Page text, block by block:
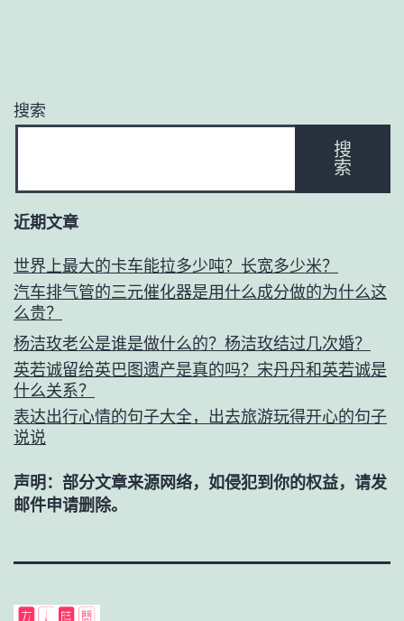
搜索
搜
索
近期文章
世界上最大的卡车能拉多少吨？长宽多少米？
汽车排气管的三元催化器是用什么成分做的为什么这
么贵？
杨洁玫老公是谁是做什么的？杨洁玫结过几次婚？
英若诚留给英巴图遗产是真的吗？宋丹丹和英若诚是
什么关系？
表达出行心情的句子大全，出去旅游玩得开心的句子
说说
声明：部分文章来源网络，如侵犯到你的权益，请发
邮件申请删除。